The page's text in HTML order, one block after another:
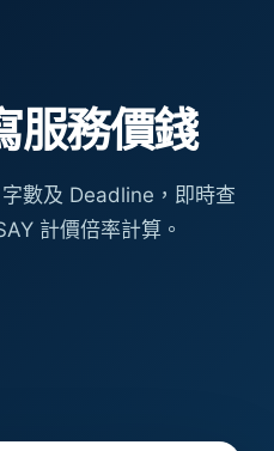
服務價錢
數及 Deadline，即時查
計價倍率計算。